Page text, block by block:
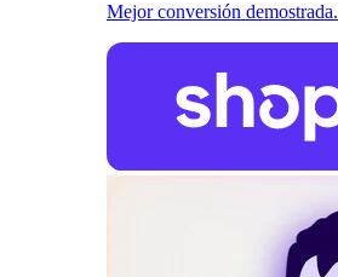
Mejor conversión demostrada.